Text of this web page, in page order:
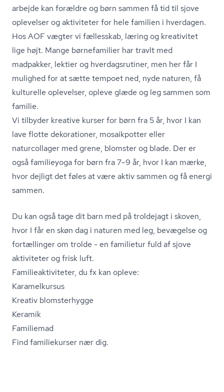
arbejde kan forældre og børn sammen få tid til sjove
oplevelser og aktiviteter for hele familien i hverdagen.
Hos AOF vægter vi fællesskab, læring og kreativitet
lige højt. Mange børnefamilier har travlt med
madpakker, lektier og hver­dags­ru­ti­ner, men her får I
mulighed for at sætte tempoet ned, nyde naturen, få
kulturelle oplevelser, opleve glæde og leg sammen som
familie.
Vi tilbyder kreative kurser for børn fra 5 år, hvor I kan
lave flotte dekorationer, mosaikpotter eller
naturcollager med grene, blomster og blade. Der er
også familieyoga for børn fra 7–9 år, hvor I kan mærke,
hvor dejligt det føles at være aktiv sammen og få energi
sammen.
Du kan også tage dit barn med på troldejagt i skoven,
hvor I får en skøn dag i naturen med leg, bevægelse og
fortællinger om trolde - en familietur fuld af sjove
aktiviteter og frisk luft.
Fa­mi­lie­ak­ti­vi­te­ter, du fx kan opleve:
Karamelkursus
Kreativ blomsterhygge
Keramik
Familiemad
Find familiekurser nær dig.